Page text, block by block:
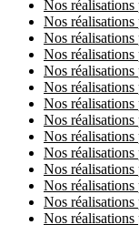
Nos
Nos
Nos
Nos réalisations
Nos réalisations
Nos
Nos
Nos
Nos réalisations
Nos
Nos réalisations
Nos réalisations
Nos
Nos réalisations